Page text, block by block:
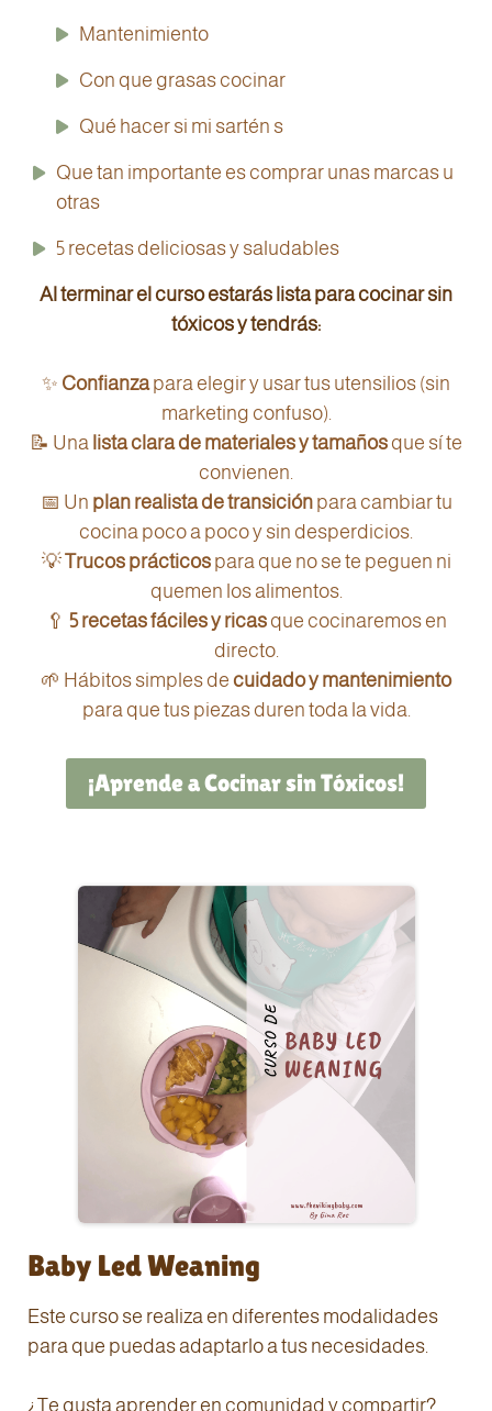
Mantenimiento
Con que grasas cocinar
Qué hacer si mi sartén s
Que tan importante es comprar unas marcas u
otras
5 recetas deliciosas y saludables
Al terminar el curso estarás lista para cocinar sin
tóxicos y tendrás:
✨ Confianzapara elegir y usar tus utensilios (sin
marketing confuso).
📝 Una lista clara de materiales y tamaños que sí te
convienen.
📅 Un plan realista de transiciónpara cambiar tu
cocina poco a poco y sin desperdicios.
💡Trucos prácticospara que no se te peguen ni
quemen los alimentos.
🥄 5 recetas fáciles y ricasque cocinaremos en
directo.
🌱 Hábitos simples de cuidado y mantenimiento
para que tus piezas duren toda la vida.
¡Aprende a Cocinar sin Tóxicos!
Baby Led Weaning
Este curso se realiza en diferentes modalidades
para que puedas adaptarlo a tus necesidades.
¿Te gusta aprender en comunidad y compartir?